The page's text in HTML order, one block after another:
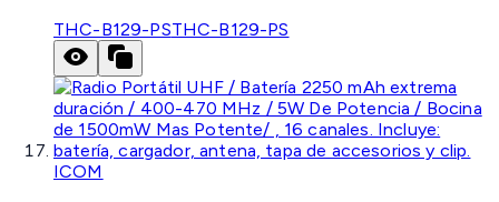
THC-B129-PSTHC-B129-PS
ICOM